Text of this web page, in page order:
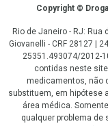
CopyrightCopyright ©
Rio de Janeiro - RJ: Rua
Giovanelli - CRF 28127 |
25351.493074/2012-
contidas neste
medicamentos, não
substituem, em hipótese
área médica.
qualquer problema de